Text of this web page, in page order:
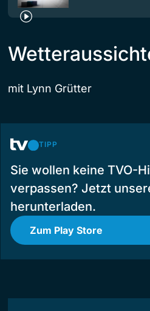
mit Lynn Grütter
TIPP
Sie wollen keine TVO-
verpassen? Jetzt
herunterladen.
Zum Play Store